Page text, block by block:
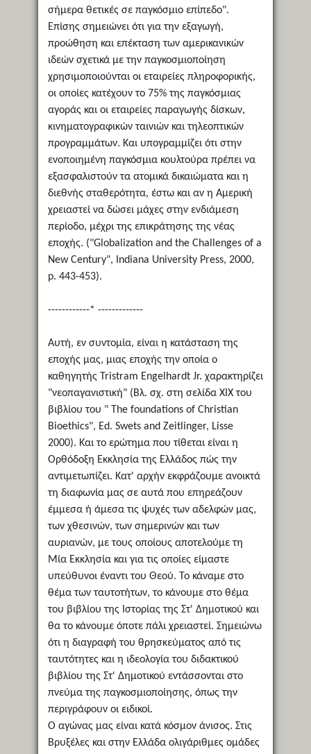
σήμερα θετικές σε παγκόσμιο επίπεδο".
Επίσης σημειώνει ότι για την εξαγωγή,
προώθηση και επέκταση των αμερικανικών
ιδεών σχετικά με την παγκοσμιοποίηση
χρησιμοποιούνται οι εταιρείες πληροφορικής,
οι οποίες κατέχουν το 75% της παγκόσμιας
αγοράς και οι εταιρείες παραγωγής δίσκων,
κινηματογραφικών ταινιών και τηλεοπτικών
προγραμμάτων. Και υπογραμμίζει ότι στην
ενοποιημένη παγκόσμια κουλτούρα πρέπει να
εξασφαλιστούν τα ατομικά δικαιώματα και η
διεθνής σταθερότητα, έστω και αν η Αμερική
χρειαστεί να δώσει μάχες στην ενδιάμεση
περίοδο, μέχρι της επικράτησης της νέας
εποχής. ("Globalization and the Challenges of a
New Century", Indiana University Press, 2000,
p. 443-453).
------------* -------------
Αυτή, εν συντομία, είναι η κατάσταση της
εποχής μας, μιας εποχής την οποία ο
καθηγητής Tristram Engelhardt Jr. χαρακτηρίζει
"νεοπαγανιστική" (Βλ. σχ. στη σελίδα ΧΙΧ του
βιβλίου του " The foundations of Christian
Bioethics", Ed. Swets and Zeitlinger, Lisse
2000). Και το ερώτημα που τίθεται είναι η
Ορθόδοξη Εκκλησία της Ελλάδος πώς την
αντιμετωπίζει. Κατ' αρχήν εκφράζουμε ανοικτά
τη διαφωνία μας σε αυτά που επηρεάζουν
έμμεσα ή άμεσα τις ψυχές των αδελφών μας,
των χθεσινών, των σημερινών και των
αυριανών, με τους οποίους αποτελούμε τη
Μία Εκκλησία και για τις οποίες είμαστε
υπεύθυνοι έναντι του Θεού. Το κάναμε στο
θέμα των ταυτοτήτων, το κάνουμε στο θέμα
του βιβλίου της Ιστορίας της Στ' Δημοτικού και
θα το κάνουμε όποτε πάλι χρειαστεί. Σημειώνω
ότι η διαγραφή του θρησκεύματος από τις
ταυτότητες και η ιδεολογία του διδακτικού
βιβλίου της Στ' Δημοτικού εντάσσονται στο
πνεύμα της παγκοσμιοποίησης, όπως την
περιγράφουν οι ειδικοί.
Ο αγώνας μας είναι κατά κόσμον άνισος. Στις
Βρυξέλες και στην Ελλάδα ολιγάριθμες ομάδες